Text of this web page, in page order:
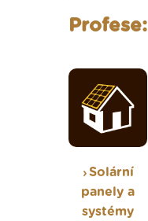
Profese:
Solární
panely a
systémy